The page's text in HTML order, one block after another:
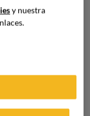
es la
desarrollo y
se
a través de
y nuestra